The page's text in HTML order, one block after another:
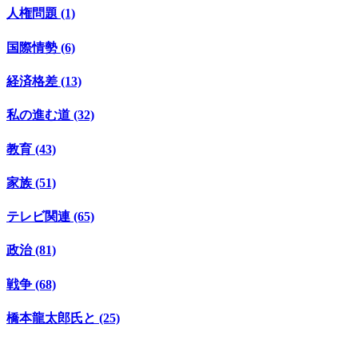
人権問題 (1)
国際情勢 (6)
経済格差 (13)
私の進む道 (32)
教育 (43)
家族 (51)
テレビ関連 (65)
政治 (81)
戦争 (68)
橋本龍太郎氏と (25)